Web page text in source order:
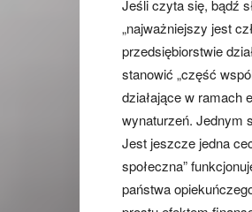
Jeśli czyta się, bądź
„najważniejszy jest
przedsiębiorstwie
stanowić „część
działające w ramach
wynaturzeń. Jednym
Jest jeszcze jedna
społeczna”
państwa